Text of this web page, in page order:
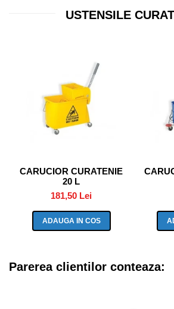
USTENSILE
CARUCIOR CURATENIE
20 L
181,50 Lei
ADAUGA IN COS
Parerea clientilor conteaza: